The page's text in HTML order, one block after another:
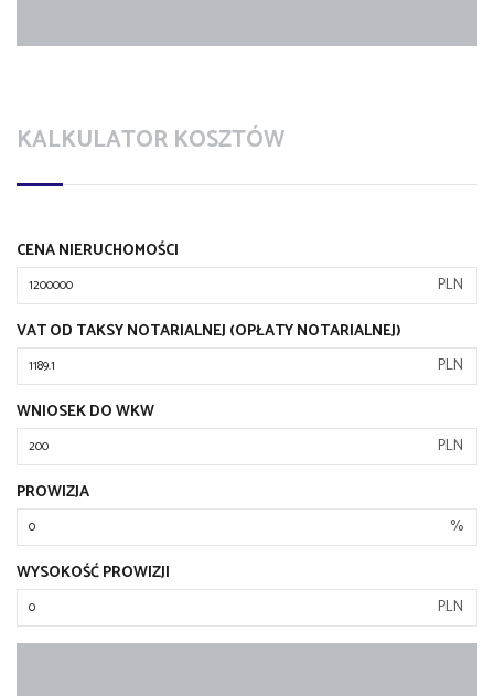
KALKULATOR KOSZTÓW
CENA NIERUCHOMOŚCI
PLN
VAT OD TAKSY NOTARIALNEJ (OPŁATY NOTARIALNEJ)
PLN
WNIOSEK DO WKW
PLN
PROWIZJA
%
WYSOKOŚĆ PROWIZJI
PLN